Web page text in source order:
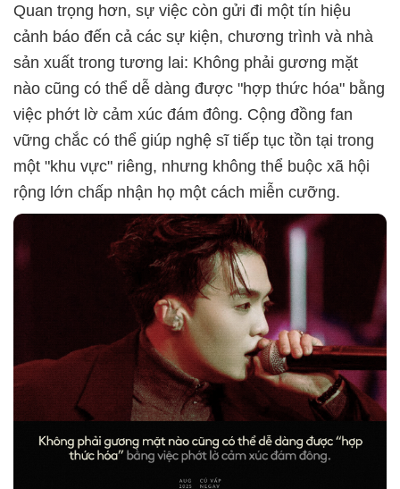
Quan trọng hơn, sự việc còn gửi đi một tín hiệu
cảnh báo đến cả các sự kiện, chương trình và nhà
sản xuất trong tương lai: Không phải gương mặt
nào cũng có thể dễ dàng được "hợp thức hóa" bằng
việc phớt lờ cảm xúc đám đông. Cộng đồng fan
vững chắc có thể giúp nghệ sĩ tiếp tục tồn tại trong
một "khu vực" riêng, nhưng không thể buộc xã hội
rộng lớn chấp nhận họ một cách miễn cưỡng.